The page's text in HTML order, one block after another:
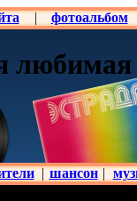
| фотоальбом
любимая
| шансон |